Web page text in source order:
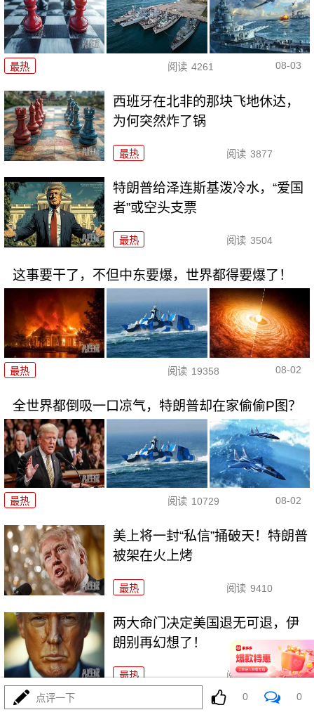
最热 阅读 4261 08-03
西班牙在北非的那块飞地休达，
为何突然炸了锅
最热 阅读 3877
特朗普给泽连斯基泼冷水，“爱国
者”或空头支票
最热 阅读 3504
这事要干了，不但中东要爆，世界都得要爆了！
最热 阅读 19358 08-02
全世界都倒吸一口凉气，特朗普却在家偷偷P图？
最热 阅读 10729 08-02
美上将一封“私信”捅破天！特朗普
被架在火上烤
最热 阅读 9410
两大命门决定美国退无可退，伊
朗别再幻想了！
最热 阅读 7018
打伊朗五个月仗，把美军打成了
点评一下 0 0